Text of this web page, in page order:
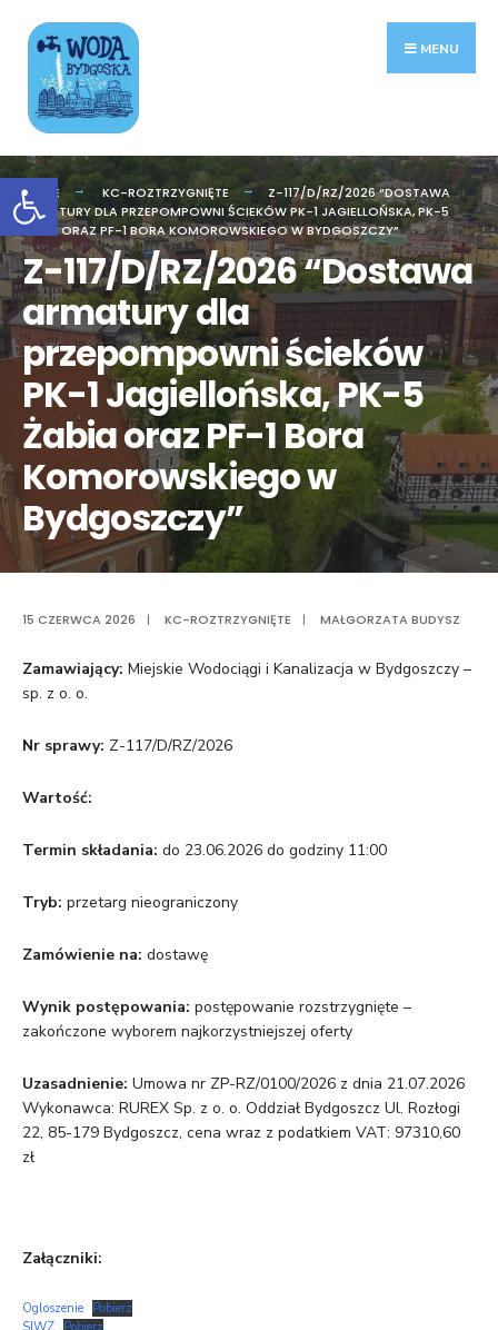
Otwórz pasek narzędzi
content
MENU
HOME KC-ROZTRZYGNIĘTE
Z-117/D/RZ/2026 “DOSTAWA
ARMATURY DLA PRZEPOMPOWNI ŚCIEKÓW PK-1 JAGIELLOŃSKA, PK-5
ŻABIA ORAZ PF-1 BORA KOMOROWSKIEGO W BYDGOSZCZY”
Z-117/D/RZ/2026 “Dostawa
armatury dla
przepompowni ścieków
PK-1 Jagiellońska, PK-5
Żabia oraz PF-1 Bora
Komorowskiego w
Bydgoszczy”
15 CZERWCA 2026 | KC-ROZTRZYGNIĘTE | MAŁGORZATA BUDYSZ
Zamawiający: Miejskie Wodociągi i Kanalizacja w Bydgoszczy –
sp. z o. o.
Nr sprawy: Z-117/D/RZ/2026
Wartość:
Termin składania: do 23.06.2026 do godziny 11:00
Tryb: przetarg nieograniczony
Zamówienie na: dostawę
Wynik postępowania: postępowanie rozstrzygnięte –
zakończone wyborem najkorzystniejszej oferty
Uzasadnienie: Umowa nr ZP-RZ/0100/2026 z dnia 21.07.2026
Wykonawca: RUREX Sp. z o. o. Oddział Bydgoszcz Ul. Rozłogi
22, 85-179 Bydgoszcz, cena wraz z podatkiem VAT: 97310,60
zł
Załączniki:
Ogloszenie Pobierz
for: